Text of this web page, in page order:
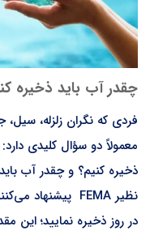
چقدر آب باید ذخیره
فردی که نگران زلزله،
معمولاً دو سؤال کلیدی
ذخیره کنیم؟ و چقدر آب
در روز ذخیره نمایید؛ این